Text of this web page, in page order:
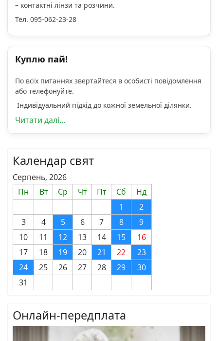
– контактні лінзи та розчини.
Тел. 095-062-23-28
Куплю пай!
По всіх питаннях звертайтеся в особисті повідомлення
або телефонуйте.
Індивідуальний підхід до кожної земельної ділянки.
Читати далі...
Календар свят
Серпень, 2026
Пн
Вт Ср Чт Пт Сб
Нд
1
2
3
4 5 6 7 8
9
10
11 12 13 14 15
16
17
18 19 20 21 22
23
24
25 26 27 28 29
30
31
Онлайн-передплата